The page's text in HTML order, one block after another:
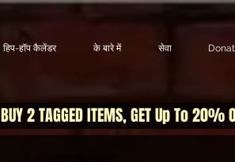
हिप-हॉप कैलेंडर के बारे में सेवा
BUY 2 TAGGED ITEMS, GET Up To 20%